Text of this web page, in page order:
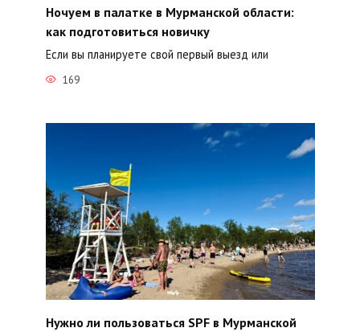
Ночуем в палатке в Мурманской области:
как подготовиться новичку
Если вы планируете свой первый выезд или
169
Нужно ли пользоваться SPF в Мурманской